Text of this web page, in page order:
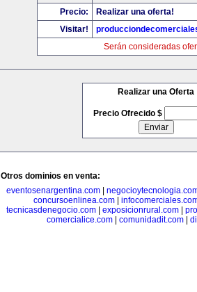
Precio:
Realizar una oferta!
Visitar!
Serán consideradas
Realizar una Oferta
Precio Ofrecido $
Otros dominios en venta:
eventosenargentina.com
concursoenlinea.com|
tecnicasdenegocio.com
exposicionrural.com
comercialice.com| comunidadit.com|